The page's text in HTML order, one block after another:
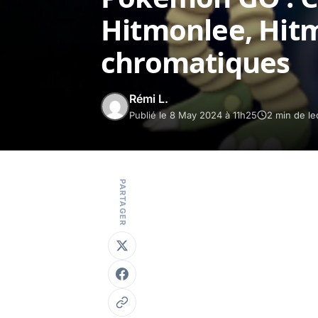
Hitmonlee,
chromatiques
Rémi L.
Publié le 8 May 2024 à 11h25 2 min de
PARTAGER